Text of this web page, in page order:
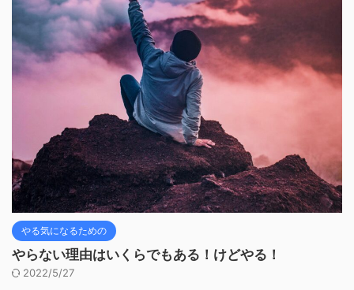
やる気になるための
やらない理由はいくらでもある！けどやる！
2022/5/27